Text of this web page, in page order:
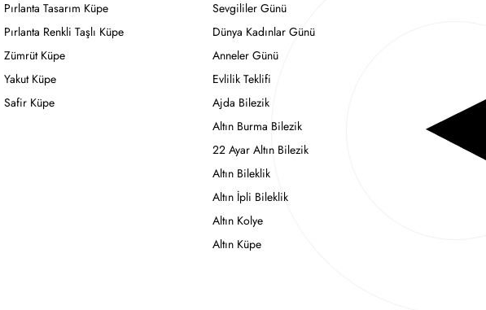
Pırlanta Tasarım Küpe
Pırlanta Renkli Taşlı Küpe
Zümrüt Küpe
Yakut Küpe
Safir Küpe
Sevgililer Günü
Dünya Kadınlar Günü
Anneler Günü
Evlilik Teklifi
Ajda Bilezik
Altın Burma Bilezik
22 Ayar Altın Bilezik
Altın Bileklik
Altın İpli Bileklik
Altın Kolye
Altın Küpe